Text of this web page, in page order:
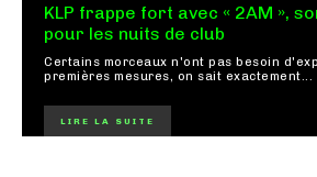
KLP frappe fort avec « 2AM »,
pour les nuits de club
Certains morceaux n'ont pas besoin
premières mesures, on sait exactement...
LIRE LA SUITE